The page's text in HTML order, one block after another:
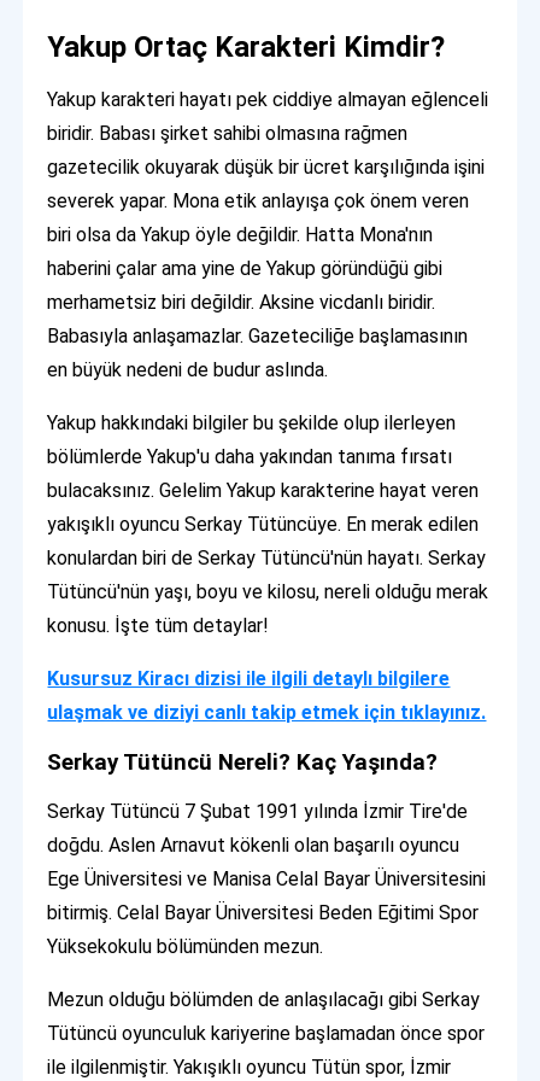
Yakup Ortaç Karakteri Kimdir?
Yakup karakteri hayatı pek ciddiye almayan eğlenceli
biridir. Babası şirket sahibi olmasına rağmen
gazetecilik okuyarak düşük bir ücret karşılığında işini
severek yapar. Mona etik anlayışa çok önem veren
biri olsa da Yakup öyle değildir. Hatta Mona'nın
haberini çalar ama yine de Yakup göründüğü gibi
merhametsiz biri değildir. Aksine vicdanlı biridir.
Babasıyla anlaşamazlar. Gazeteciliğe başlamasının
en büyük nedeni de budur aslında.
Yakup hakkındaki bilgiler bu şekilde olup ilerleyen
bölümlerde Yakup'u daha yakından tanıma fırsatı
bulacaksınız. Gelelim Yakup karakterine hayat veren
yakışıklı oyuncu Serkay Tütüncüye. En merak edilen
konulardan biri de Serkay Tütüncü'nün hayatı. Serkay
Tütüncü'nün yaşı, boyu ve kilosu, nereli olduğu merak
konusu. İşte tüm detaylar!
Kusursuz Kiracı dizisi ile ilgili detaylı bilgilere
ulaşmak ve diziyi canlı takip etmek için tıklayınız.
Serkay Tütüncü Nereli? Kaç Yaşında?
Serkay Tütüncü 7 Şubat 1991 yılında İzmir Tire'de
doğdu. Aslen Arnavut kökenli olan başarılı oyuncu
Ege Üniversitesi ve Manisa Celal Bayar Üniversitesini
bitirmiş. Celal Bayar Üniversitesi Beden Eğitimi Spor
Yüksekokulu bölümünden mezun.
Mezun olduğu bölümden de anlaşılacağı gibi Serkay
Tütüncü oyunculuk kariyerine başlamadan önce spor
ile ilgilenmiştir. Yakışıklı oyuncu Tütün spor, İzmir